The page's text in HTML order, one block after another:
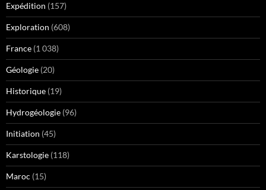
Expédition (157)
Exploration (608)
France (1 038)
Géologie (20)
Historique (19)
Hydrogéologie (96)
Initiation (45)
Karstologie (118)
Maroc (15)